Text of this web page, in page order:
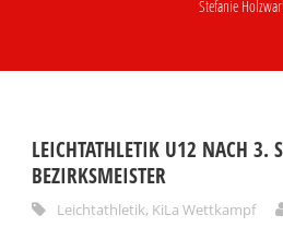
Stefanie
LEICHTATHLETIK U12 NACH 3.
BEZIRKSMEISTER
Leichtathletik, KiLa Wettkampf